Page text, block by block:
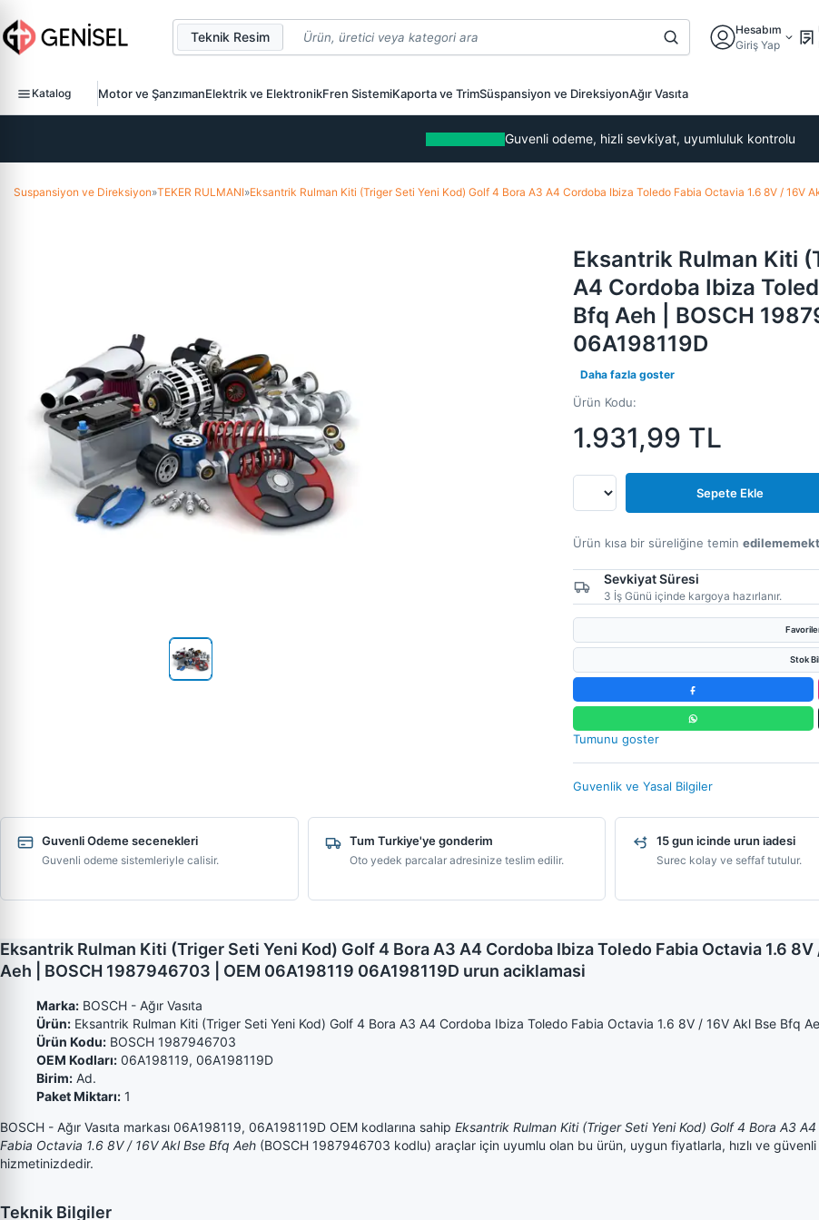
Teknik Resim
Hesabım
Giriş Yap
Katalog Motor ve ŞanzımanElektrik ve ElektronikFren SistemiKaporta ve TrimSüspansiyon ve DireksiyonAğır Vasıta
Guvenli odeme, hizli sevkiyat, uyumluluk kontrolu
Suspansiyon ve Direksiyon»TEKER RULMANI»Eksantrik Rulman Kiti (Triger Seti Yeni Kod) Golf 4 Bora A3 A4 Cordoba Ibiza Toledo Fabia Octavia 1.6 8V / 16V
Eksantrik Rulman Kiti
A4 Cordoba Ibiza
Bfq Aeh | BOSCH
06A198119D
Daha fazla goster
Ürün Kodu:
1.931,99 TL
Sepete Ekle
Ürün kısa bir süreliğine temin
Sevkiyat Süresi
3 İş Günü içinde kargoya hazırlanır.
Stok
Tumunu goster
Guvenlik ve Yasal Bilgiler
Guvenli Odeme secenekleri
Guvenli odeme sistemleriyle calisir.
Tum Turkiye'ye gonderim
Oto yedek parcalar adresinize teslim edilir.
15 gun icinde urun iadesi
Surec kolay ve seffaf tutulur.
Eksantrik Rulman Kiti (Triger Seti Yeni Kod) Golf 4 Bora A3 A4 Cordoba Ibiza Toledo Fabia Octavia 1.6 8V
Aeh | BOSCH 1987946703 | OEM 06A198119 06A198119D urun aciklamasi
Marka: BOSCH - Ağır Vasıta
Ürün: Eksantrik Rulman Kiti (Triger Seti Yeni Kod) Golf 4 Bora A3 A4 Cordoba Ibiza Toledo Fabia Octavia 1.6 8V / 16V Akl Bse Bfq
Ürün Kodu: BOSCH 1987946703
OEM Kodları: 06A198119, 06A198119D
Birim: Ad.
Paket Miktarı: 1
BOSCH - Ağır Vasıta markası 06A198119, 06A198119D OEM kodlarına sahip Eksantrik Rulman Kiti (Triger Seti Yeni Kod) Golf 4 Bora A3
Fabia Octavia 1.6 8V / 16V Akl Bse Bfq Aeh (BOSCH 1987946703 kodlu) araçlar için uyumlu olan bu ürün, uygun fiyatlarla, hızlı ve
hizmetinizdedir.
Teknik Bilgiler